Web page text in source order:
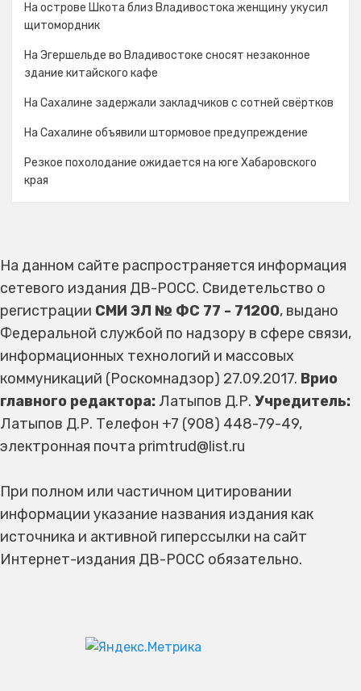
На острове Шкота близ Владивостока женщину укусил
щитомордник
На Эгершельде во Владивостоке сносят незаконное
здание китайского кафе
На Сахалине задержали закладчиков с сотней свёртков
На Сахалине объявили штормовое предупреждение
Резкое похолодание ожидается на юге Хабаровского
края
На данном сайте распространяется информация
сетевого издания ДВ-РОСС. Свидетельство о
регистрации СМИ ЭЛ № ФС 77 - 71200, выдано
Федеральной службой по надзору в сфере связи,
информационных технологий и массовых
коммуникаций (Роскомнадзор) 27.09.2017. Врио
главного редактора: Латыпов Д.Р. Учредитель:
Латыпов Д.Р. Телефон +7 (908) 448-79-49,
электронная почта primtrud@list.ru
При полном или частичном цитировании
информации указание названия издания как
источника и активной гиперссылки на сайт
Интернет-издания ДВ-РОСС обязательно.